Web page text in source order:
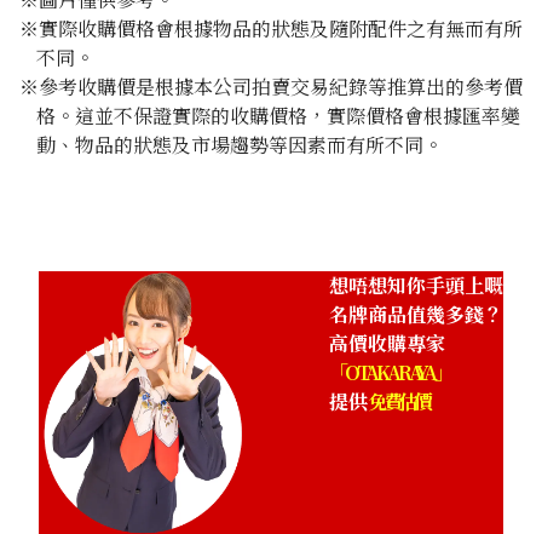
※實際收購價格會根據物品的狀態及隨附配件之有無而有所
不同。
※參考收購價是根據本公司拍賣交易紀錄等推算出的參考價
格。這並不保證實際的收購價格，實際價格會根據匯率變
動、物品的狀態及市場趨勢等因素而有所不同。
想唔想知你手頭上嘅
名牌商品值幾多錢？
高價收購專家
「OTAKARAYA」
提供免費估價